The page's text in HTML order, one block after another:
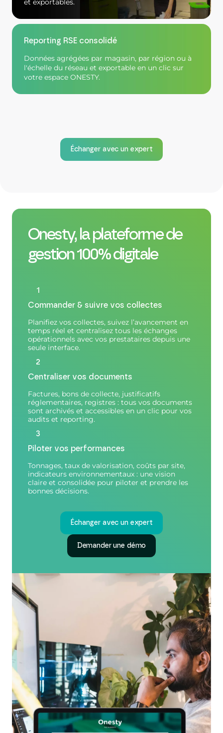
et exportables.
Reporting RSE consolidé
Données agrégées par magasin, par région ou à
l'échelle du réseau et exportable en un clic sur
votre espace ONESTY.
Échanger avec un expert
Onesty, la plateforme de
gestion 100% digitale
1
Commander & suivre vos collectes
Planifiez vos collectes, suivez l’avancement en
temps réel et centralisez tous les échanges
opérationnels avec vos prestataires depuis une
seule interface.
2
Centraliser vos documents
Factures, bons de collecte, justificatifs
réglementaires, registres : tous vos documents
sont archivés et accessibles en un clic pour vos
audits et reporting.
3
Piloter vos performances
Tonnages, taux de valorisation, coûts par site,
indicateurs environnementaux : une vision
claire et consolidée pour piloter et prendre les
bonnes décisions.
Échanger avec un expert
Demander une démo